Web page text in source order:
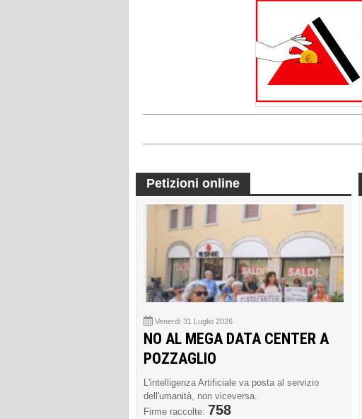
Petizioni online
Venerdì 31 Luglio 2026
NO AL MEGA DATA CENTER A
POZZAGLIO
L'intelligenza Artificiale va posta al servizio
dell'umanità, non viceversa.
Firme raccolte: 758